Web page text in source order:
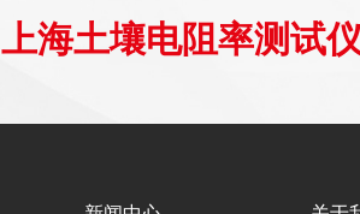
上海土壤电阻率测试